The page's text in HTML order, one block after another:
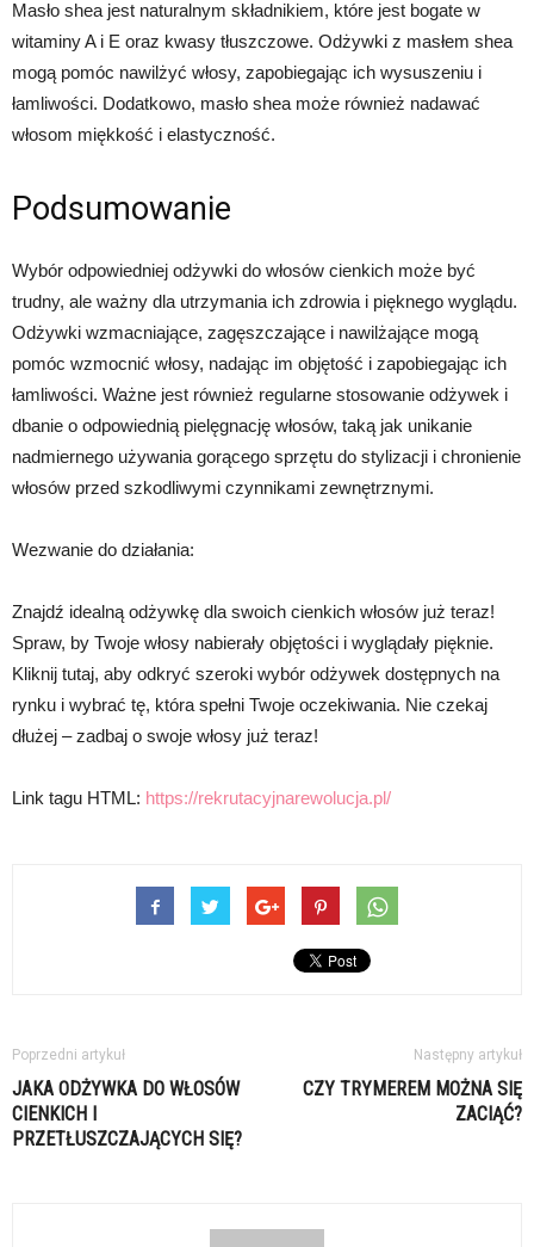
Masło shea jest naturalnym składnikiem, które jest bogate w
witaminy A i E oraz kwasy tłuszczowe. Odżywki z masłem shea
mogą pomóc nawilżyć włosy, zapobiegając ich wysuszeniu i
łamliwości. Dodatkowo, masło shea może również nadawać
włosom miękkość i elastyczność.
Podsumowanie
Wybór odpowiedniej odżywki do włosów cienkich może być
trudny, ale ważny dla utrzymania ich zdrowia i pięknego wyglądu.
Odżywki wzmacniające, zagęszczające i nawilżające mogą
pomóc wzmocnić włosy, nadając im objętość i zapobiegając ich
łamliwości. Ważne jest również regularne stosowanie odżywek i
dbanie o odpowiednią pielęgnację włosów, taką jak unikanie
nadmiernego używania gorącego sprzętu do stylizacji i chronienie
włosów przed szkodliwymi czynnikami zewnętrznymi.
Wezwanie do działania:
Znajdź idealną odżywkę dla swoich cienkich włosów już teraz!
Spraw, by Twoje włosy nabierały objętości i wyglądały pięknie.
Kliknij tutaj, aby odkryć szeroki wybór odżywek dostępnych na
rynku i wybrać tę, która spełni Twoje oczekiwania. Nie czekaj
dłużej – zadbaj o swoje włosy już teraz!
Link tagu HTML: https://rekrutacyjnarewolucja.pl/
Poprzedni artykuł
JAKA ODŻYWKA DO WŁOSÓW
CIENKICH I
PRZETŁUSZCZAJĄCYCH SIĘ?
Następny artykuł
CZY TRYMEREM MOŻNA SIĘ
ZACIĄĆ?